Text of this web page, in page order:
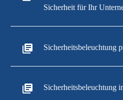
Sicherheit für Ihr
Sicherheitsbeleuchtung
Sicherheitsbeleuchtung